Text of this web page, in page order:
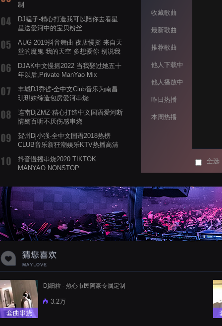
制
DJ猛子-精心打造我可以陪你去看星
星送爱河中的宝贝粉丝
AUG 2019抖音舞曲 夜店慢摇 来自天
堂的魔鬼 我的天空 多想爱你 别说我
DJAK中文慢摇2022 当我娶过她五十
年以后,Private ManYao Mix
丰城DJ乔哲-全中文Club音乐为南昌
琪琪妹缔造包房爱河串烧
连南DjZMZ-精心打造中文国语爱河断
情殇百听不厌伤感串烧
贺州Dj小强-全中文国语2018热榜
CLUB音乐新狂潮娱乐KTV热播高清
抖音慢摇串烧2020 TIKTOK
MANYAO NONSTOP
蝉爸爸妈妈爱存在夏天的风是想你的
声音啊
收藏歌曲
最新歌曲
推荐歌曲
他人下载中
他人播放中
昨日热播
本周热播
全选
套曲串烧
Dj细粒 - 热心市民阿豪专属定制
3.2万